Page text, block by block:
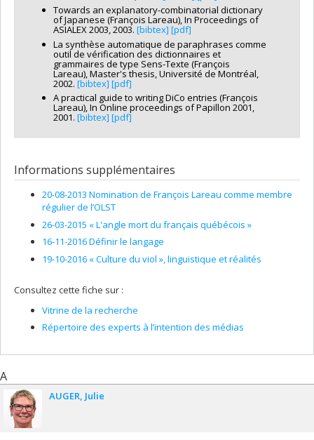
Towards an explanatory-combinatorial dictionary
of Japanese (François Lareau), In Proceedings of
ASIALEX 2003, 2003. [bibtex] [pdf]
La synthèse automatique de paraphrases comme
outil de vérification des dictionnaires et
grammaires de type Sens-Texte (François
Lareau), Master's thesis, Université de Montréal,
2002. [bibtex] [pdf]
A practical guide to writing DiCo entries (François
Lareau), In Online proceedings of Papillon 2001,
2001. [bibtex] [pdf]
Informations supplémentaires
20-08-2013 Nomination de François Lareau comme membre
régulier de l’OLST
26-03-2015 « L'angle mort du français québécois »
16-11-2016 Définir le langage
19-10-2016 « Culture du viol », linguistique et réalités
Consultez cette fiche sur :
Vitrine de la recherche
Répertoire des experts à l’intention des médias
A
AUGER Julie